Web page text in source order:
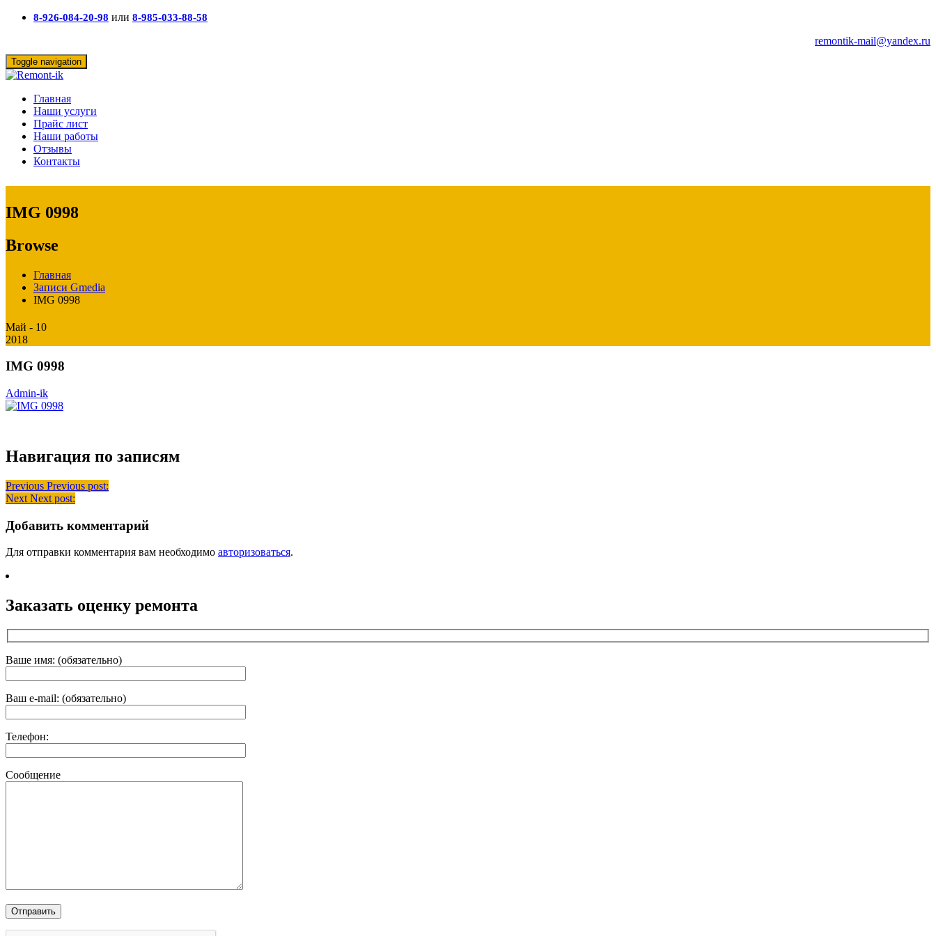
8-926-084-20-98 или 8-985-033-88-58
remontik-mail@yandex.ru
Toggle navigation
Главная
Наши услуги
Прайс лист
Наши работы
Отзывы
Контакты
IMG 0998
Browse
Главная
Записи Gmedia
IMG 0998
Май - 10
2018
IMG 0998
Admin-ik
Навигация по записям
Previous Previous post:
Next Next post:
Добавить комментарий
Для отправки комментария вам необходимо авторизоваться.
Заказать оценку ремонта
Ваше имя: (обязательно)
Ваш e-mail: (обязательно)
Телефон:
Сообщение